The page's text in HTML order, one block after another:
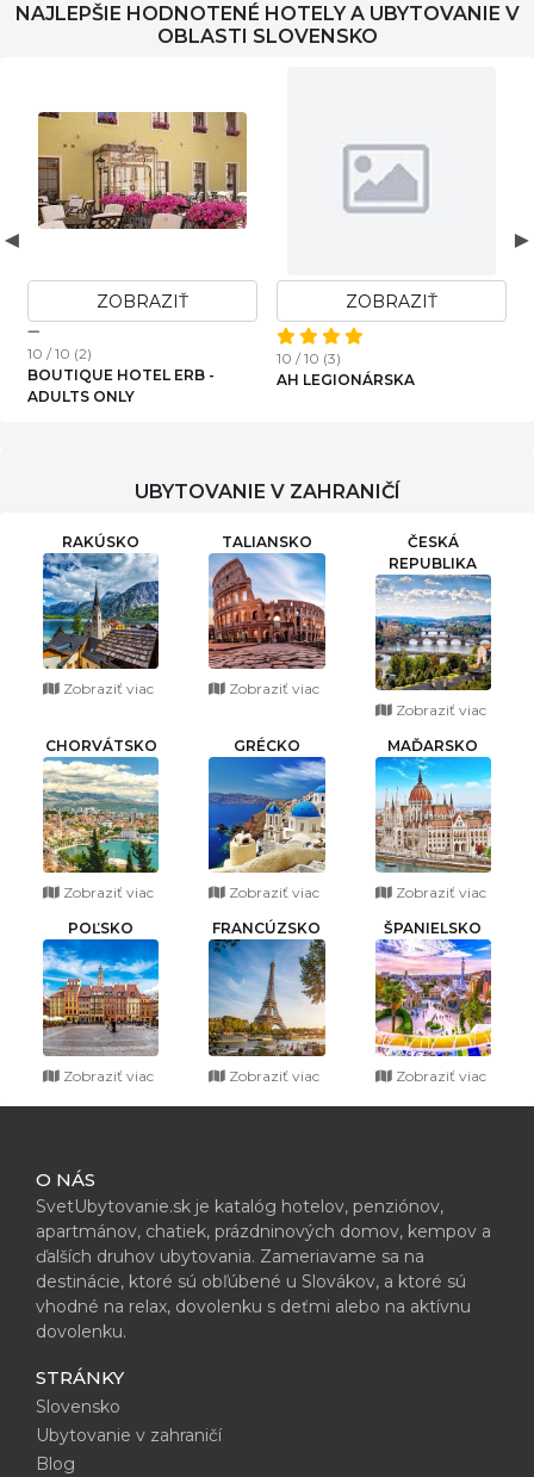
NAJLEPŠIE HODNOTENÉ HOTELY A UBYTOVANIE V
OBLASTI SLOVENSKO
ZOBRAZIŤ
10 / 10 (45)
REZIDENCIA AMÉLIA -
APARTMÁN SOFIA
ZOBRAZIŤ
10 / 10 (17)
VILLA ALMA
UBYTOVANIE V ZAHRANIČÍ
RAKÚSKO
Zobraziť viac
TALIANSKO
Zobraziť viac
ČESKÁ
REPUBLIKA
Zobraziť viac
CHORVÁTSKO
Zobraziť viac
GRÉCKO
Zobraziť viac
MAĎARSKO
Zobraziť viac
POĽSKO
Zobraziť viac
FRANCÚZSKO
Zobraziť viac
ŠPANIELSKO
Zobraziť viac
O NÁS
SvetUbytovanie.sk je katalóg hotelov, penziónov,
apartmánov, chatiek, prázdninových domov, kempov a
ďalších druhov ubytovania. Zameriavame sa na
destinácie, ktoré sú obľúbené u Slovákov, a ktoré sú
vhodné na relax, dovolenku s deťmi alebo na aktívnu
dovolenku.
STRÁNKY
Slovensko
Ubytovanie v zahraničí
Blog